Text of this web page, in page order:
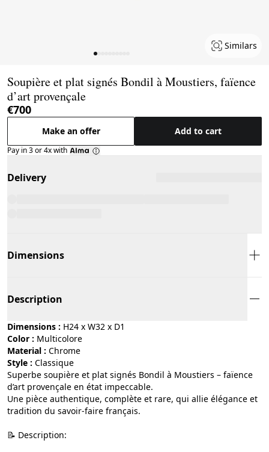
Similars
Soupière et plat signés Bondil à Moustiers, faïence
d’art provençale
€700
Make an offer Add to cart
Pay in 3 or 4x with
Delivery
Dimensions
Description
Dimensions : H24 x W32 x D1
Color :
multicolore
Material :
chrome
Style :
classique
Superbe soupière et plat signés Bondil à Moustiers – faïence
d’art provençale en état impeccable.
Une pièce authentique, complète et rare, qui allie élégance et
tradition du savoir-faire français.
📝 Description: